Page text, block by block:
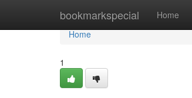
bookmarkspecial Home
Home
Home
1